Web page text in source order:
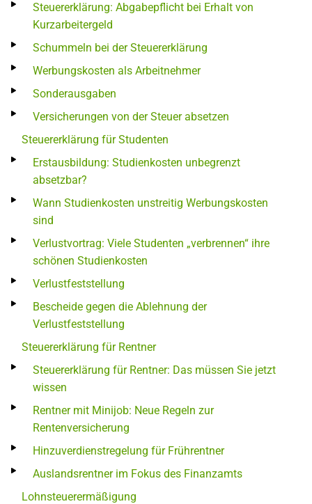
Steuererklärung: Abgabepflicht bei Erhalt von
Kurzarbeitergeld
Schummeln bei der Steuererklärung
Werbungskosten als Arbeitnehmer
Sonderausgaben
Versicherungen von der Steuer absetzen
Steuererklärung für Studenten
Erstausbildung: Studienkosten unbegrenzt
absetzbar?
Wann Studienkosten unstreitig Werbungskosten
sind
Verlustvortrag: Viele Studenten „verbrennen“ ihre
schönen Studienkosten
Verlustfeststellung
Bescheide gegen die Ablehnung der
Verlustfeststellung
Steuererklärung für Rentner
Steuererklärung für Rentner: Das müssen Sie jetzt
wissen
Rentner mit Minijob: Neue Regeln zur
Rentenversicherung
Hinzuverdienstregelung für Frührentner
Auslandsrentner im Fokus des Finanzamts
Lohnsteuerermäßigung